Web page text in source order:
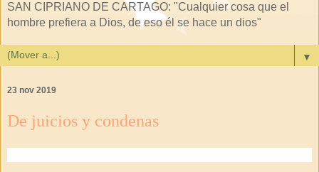
SAN CIPRIANO DE CARTAGO: "Cualquier cosa que el
hombre prefiera a Dios, de eso él se hace un dios"
▼
23 nov 2019
De juicios y condenas